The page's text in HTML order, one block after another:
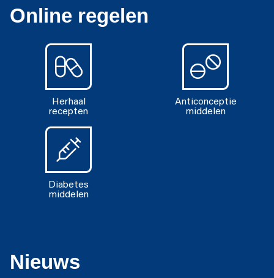
Online regelen
Herhaal
recepten
Anticonceptie
middelen
Diabetes
middelen
Nieuws